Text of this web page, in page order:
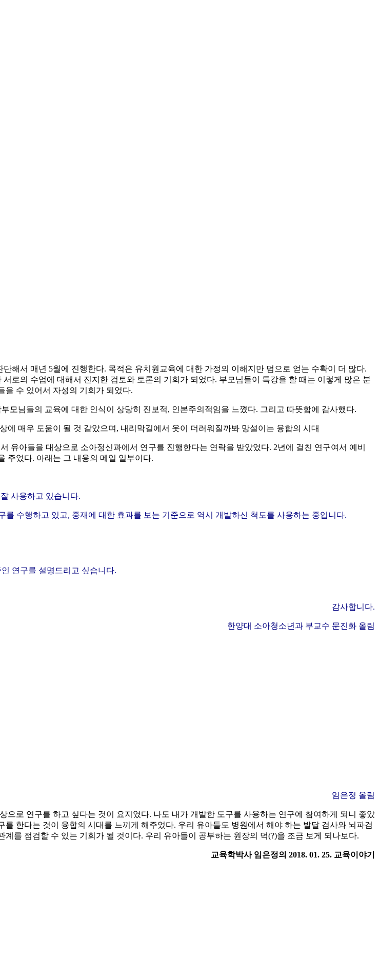
해서 매년 5월에 진행한다. 목적은 유치원교육에 대한 가정의 이해지만 덤으로 얻는 수확이 더 많다.
로의 수업에 대해서 진지한 검토와 토론의 기회가 되었다. 부모님들이 특강을 할 때는 이렇게 많은 분
을 수 있어서 자성의 기회가 되었다.
모님들의 교육에 대한 인식이 상당히 진보적, 인본주의적임을 느꼈다. 그리고 따뜻함에 감사했다.
매우 도움이 될 것 같았으며, 내리막길에서 옷이 더러워질까봐 망설이는 융합의 시대
유아들을 대상으로 소아정신과에서 연구를 진행한다는 연락을 받았었다. 2년에 걸친 연구여서 예비
주었다. 아래는 그 내용의 메일 일부이다.
사용하고 있습니다.
수행하고 있고, 중재에 대한 효과를 보는 기준으로 역시 개발하신 척도를 사용하는 중입니다.
연구를 설명드리고 싶습니다.
감사합니다.
한양대 소아청소년과 부교수 문진화 올림
임은정 올림
로 연구를 하고 싶다는 것이 요지였다. 나도 내가 개발한 도구를 사용하는 연구에 참여하게 되니 좋았
한다는 것이 융합의 시대를 느끼게 해주었다. 우리 유아들도 병원에서 해야 하는 발달 검사와 뇌파검
를 점검할 수 있는 기회가 될 것이다. 우리 유아들이 공부하는 원장의 덕(?)을 조금 보게 되나보다.
교육학박사 임은정의 2018. 01. 25. 교육이야기